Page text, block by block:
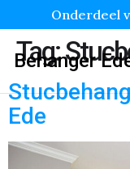
Onderdeel
Behanger
Tag:
Ede